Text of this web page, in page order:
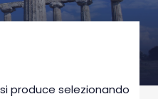
produce selezionando